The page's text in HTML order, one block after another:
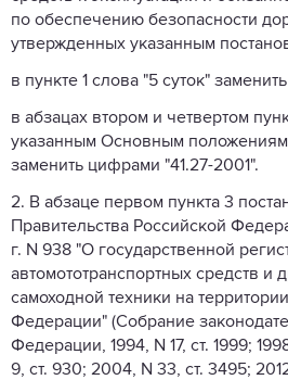
по обеспечению безопасности
утвержденных указанным
в пункте 1 слова "5 суток"
в абзацах втором и четвертом
указанным Основным
заменить цифрами "41.27-2001".
2. В абзаце первом пункта 3
Правительства Российской
г. N 938 "О государственной
автомототранспортных средств и
самоходной техники на
Федерации" (Собрание
Федерации, 1994, N 17, ст. 1999;
9, ст. 930; 2004, N 33, ст. 3495;